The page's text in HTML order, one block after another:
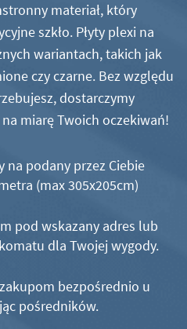
materiał, który
szkło. Płyty plexi na
wariantach, takich jak
czy czarne. Bez względu
dostarczymy
miarę Twoich oczekiwań!
na podany przez Ciebie
(max 305x205cm)
pod wskazany adres lub
dla Twojej wygody.
bezpośrednio u
pośredników.